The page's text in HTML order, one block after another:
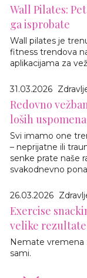
Wall Pilates:
ga isprobate
Wall pilates je
fitness trendova
aplikacijama za
31.03.2026
Redovno
loših uspomena
Svi imamo one
– neprijatne ili
senke prate naše
svakodnevno
26.03.2026
Exercise
velike rezultate
Nemate vremena
sami.